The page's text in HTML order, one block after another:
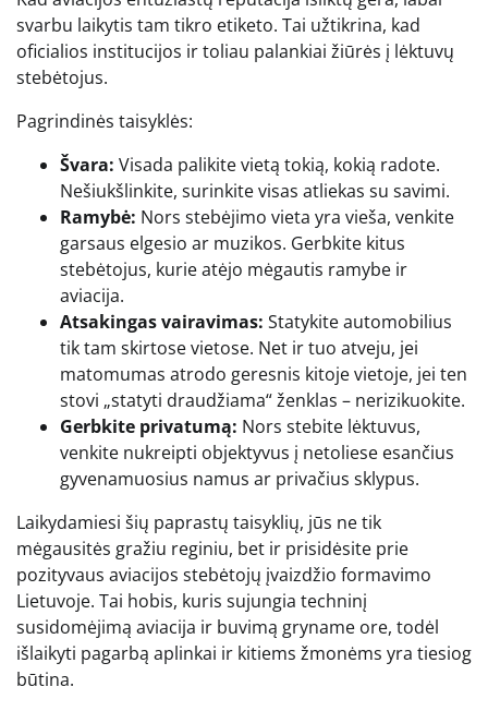
svarbu laikytis tam tikro etiketo. Tai užtikrina, kad
oficialios institucijos ir toliau palankiai žiūrės į lėktuvų
stebėtojus.
Pagrindinės taisyklės:
Švara: Visada palikite vietą tokią, kokią radote.
Nešiukšlinkite, surinkite visas atliekas su savimi.
Ramybė: Nors stebėjimo vieta yra vieša, venkite
garsaus elgesio ar muzikos. Gerbkite kitus
stebėtojus, kurie atėjo mėgautis ramybe ir
aviacija.
Atsakingas vairavimas: Statykite automobilius
tik tam skirtose vietose. Net ir tuo atveju, jei
matomumas atrodo geresnis kitoje vietoje, jei ten
stovi „statyti draudžiama“ ženklas – nerizikuokite.
Gerbkite privatumą: Nors stebite lėktuvus,
venkite nukreipti objektyvus į netoliese esančius
gyvenamuosius namus ar privačius sklypus.
Laikydamiesi šių paprastų taisyklių, jūs ne tik
mėgausitės gražiu reginiu, bet ir prisidėsite prie
pozityvaus aviacijos stebėtojų įvaizdžio formavimo
Lietuvoje. Tai hobis, kuris sujungia techninį
susidomėjimą aviacija ir buvimą gryname ore, todėl
išlaikyti pagarbą aplinkai ir kitiems žmonėms yra tiesiog
būtina.